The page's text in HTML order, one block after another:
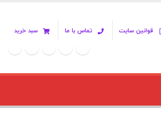
قوانین سایت تماس با ما سبد خرید